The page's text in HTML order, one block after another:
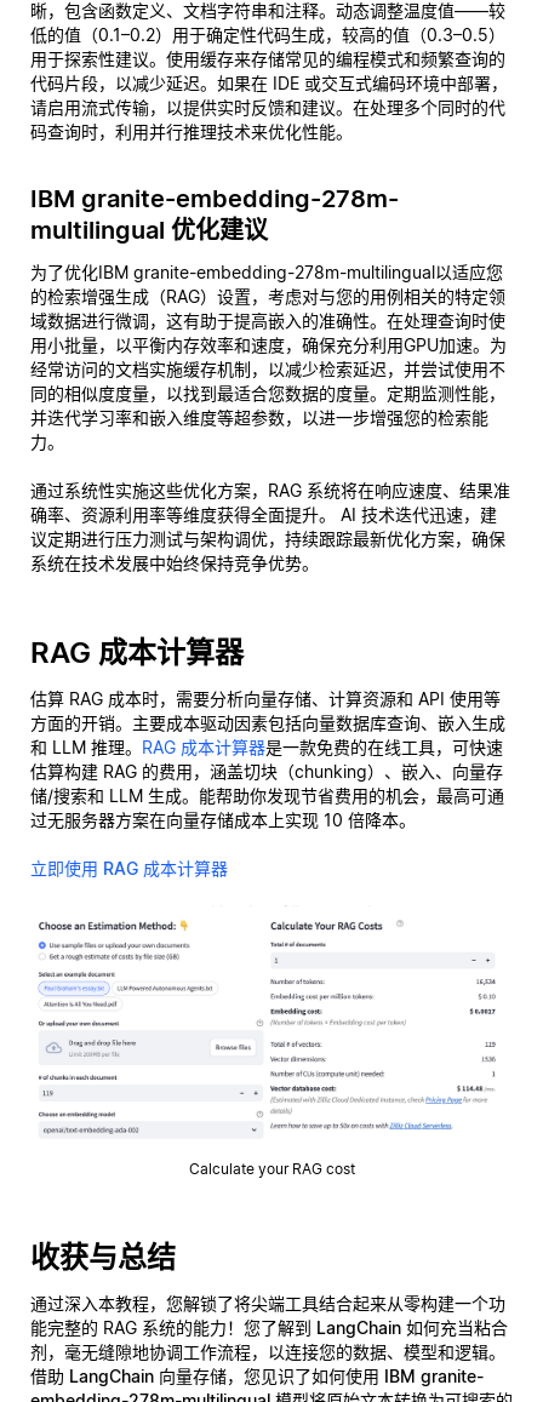
晰，包含函数定义、文档字符串和注释。动态调整温度值——较
低的值（0.1–0.2）用于确定性代码生成，较高的值（0.3–0.5）
用于探索性建议。使用缓存来存储常见的编程模式和频繁查询的
代码片段，以减少延迟。如果在 IDE 或交互式编码环境中部署，
请启用流式传输，以提供实时反馈和建议。在处理多个同时的代
码查询时，利用并行推理技术来优化性能。
IBM granite-embedding-278m-
multilingual 优化建议
为了优化IBM granite-embedding-278m-multilingual以适应您
的检索增强生成（RAG）设置，考虑对与您的用例相关的特定领
域数据进行微调，这有助于提高嵌入的准确性。在处理查询时使
用小批量，以平衡内存效率和速度，确保充分利用GPU加速。为
经常访问的文档实施缓存机制，以减少检索延迟，并尝试使用不
同的相似度度量，以找到最适合您数据的度量。定期监测性能，
并迭代学习率和嵌入维度等超参数，以进一步增强您的检索能
力。
通过系统性实施这些优化方案，RAG 系统将在响应速度、结果准
确率、资源利用率等维度获得全面提升。 AI 技术迭代迅速，建
议定期进行压力测试与架构调优，持续跟踪最新优化方案，确保
系统在技术发展中始终保持竞争优势。
RAG 成本计算器
估算 RAG 成本时，需要分析向量存储、计算资源和 API 使用等
方面的开销。主要成本驱动因素包括向量数据库查询、嵌入生成
和 LLM 推理。 RAG 成本计算器是一款免费的在线工具，可快速
估算构建 RAG 的费用，涵盖切块（chunking）、嵌入、向量存
储/搜索和 LLM 生成。能帮助你发现节省费用的机会，最高可通
过无服务器方案在向量存储成本上实现 10 倍降本。
立即使用 RAG 成本计算器
Calculate your RAG cost
收获与总结
通过深入本教程，您解锁了将尖端工具结合起来从零构建一个功
能完整的 RAG 系统的能力！您了解到 LangChain 如何充当粘合
剂，毫无缝隙地协调工作流程，以连接您的数据、模型和逻辑。
借助 LangChain 向量存储，您见识了如何使用 IBM granite-